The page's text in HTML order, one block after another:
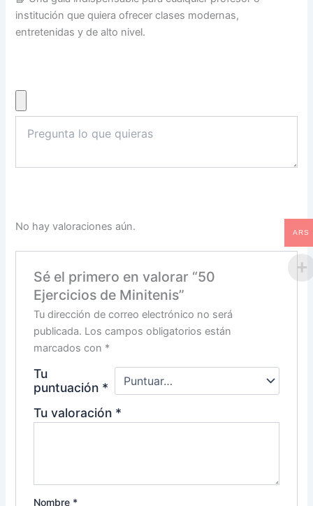
institución que quiera ofrecer clases modernas,
entretenidas y de alto nivel.
No hay valoraciones aún.
Sé el primero en valorar “50
Ejercicios de Minitenis”
Tu dirección de correo electrónico no será
publicada. Los campos obligatorios están
marcados con *
Tu
puntuación *
Tu valoración *
Nombre *
ARS